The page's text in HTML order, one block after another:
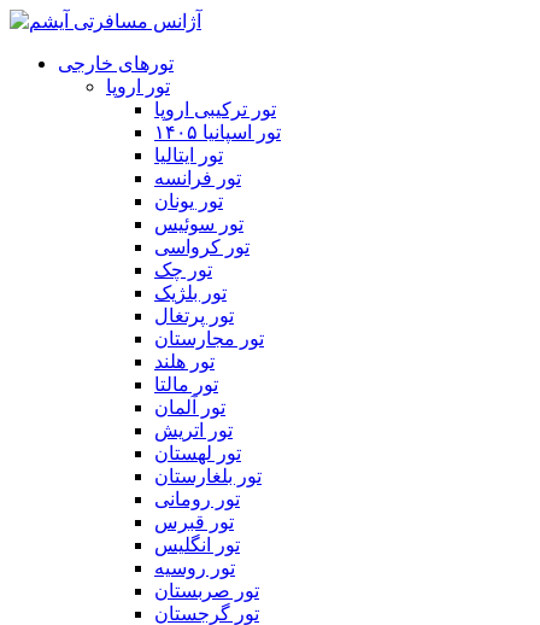
تورهای خارجی
تور اروپا
تور ترکیبی اروپا
تور اسپانیا ۱۴۰۵
تور ایتالیا
تور فرانسه
تور یونان
تور سوئیس
تور کرواسی
تور چک
تور بلژیک
تور پرتغال
تور مجارستان
تور هلند
تور مالتا
تور آلمان
تور اتریش
تور لهستان
تور بلغارستان
تور رومانی
تور قبرس
تور انگلیس
تور روسیه
تور صربستان
تور گرجستان